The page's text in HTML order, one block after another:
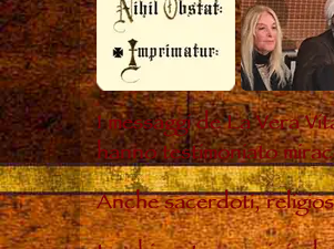
I messaggi de La Vera
hanno testimoniato
Anche sacerdoti,